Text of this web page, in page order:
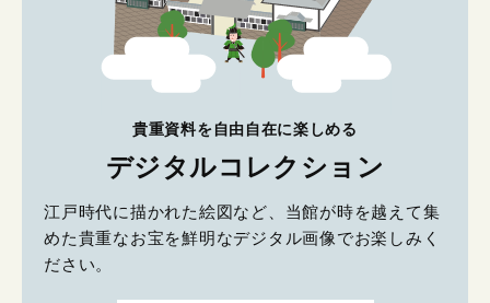
貴重資料を自由自在に楽しめる
デジタルコレクション
江戸時代に描かれた絵図など、当館が時を越えて集
めた貴重なお宝を鮮明なデジタル画像でお楽しみく
ださい。